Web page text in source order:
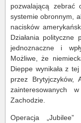
pozwalającą zebrać
systemie obronnym,
nacisków
Działania polityczne
jednoznaczne i
Możliwe, że
Dieppe wynikała z
przez Brytyjczyków,
zainteresowanych
Zachodzie.
Operacja